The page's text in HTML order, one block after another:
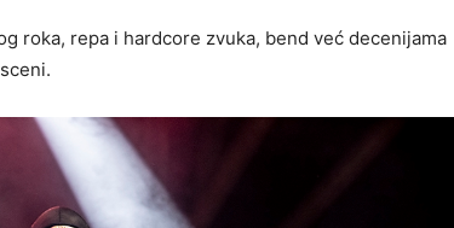
roka, repa i hardcore zvuka, bend već decenijama